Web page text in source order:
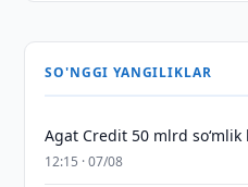
SO'NGGI YANGILIKLAR
Agat Credit 50 mlrd
12:15 · 07/08